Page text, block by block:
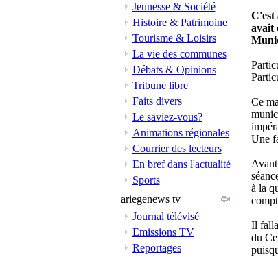
Jeunesse & Société
Histoire & Patrimoine
Tourisme & Loisirs
La vie des communes
Débats & Opinions
Tribune libre
Faits divers
Le saviez-vous?
Animations régionales
Courrier des lecteurs
En bref dans l'actualité
Sports
ariegenews tv
Journal télévisé
Emissions TV
Reportages
C'est
avait
Ce
Une
à la
Il
du